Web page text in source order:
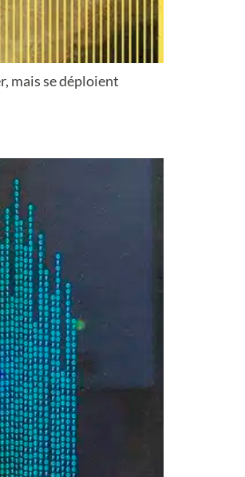
mais se déploient